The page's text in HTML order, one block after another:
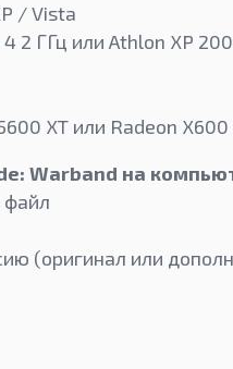
/ Vista
2 ГГц или Athlon XP
XT или Radeon
Warband на
файл
(оригинал или